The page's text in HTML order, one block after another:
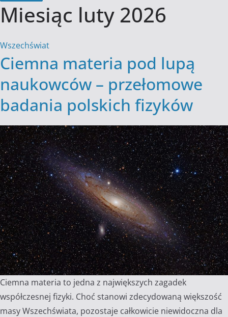
Miesiąc luty 2026
Wszechświat
Ciemna materia pod lupą
naukowców – przełomowe
badania polskich fizyków
Ciemna materia to jedna z największych zagadek
współczesnej fizyki. Choć stanowi zdecydowaną większość
masy Wszechświata, pozostaje całkowicie niewidoczna dla